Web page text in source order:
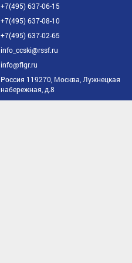
+7(495) 637-06-15
+7(495) 637-08-10
+7(495) 637-02-65
info_ccski@rssf.ru
info@flgr.ru
Россия 119270, Москва, Лужнецкая
набережная, д.8